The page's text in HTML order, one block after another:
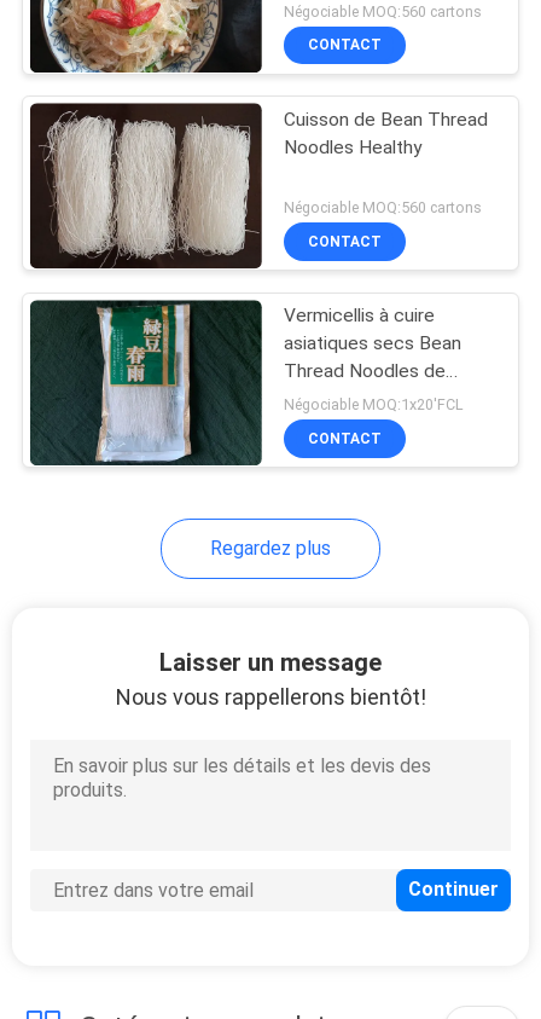
Négociable MOQ:560 cartons
CONTACT
Cuisson de Bean Thread
Noodles Healthy
Négociable MOQ:560 cartons
CONTACT
Vermicellis à cuire
asiatiques secs Bean
Thread Noodles de
Mung Longkou
Négociable MOQ:1x20'FCL
CONTACT
Regardez plus
Laisser un message
Nous vous rappellerons bientôt!